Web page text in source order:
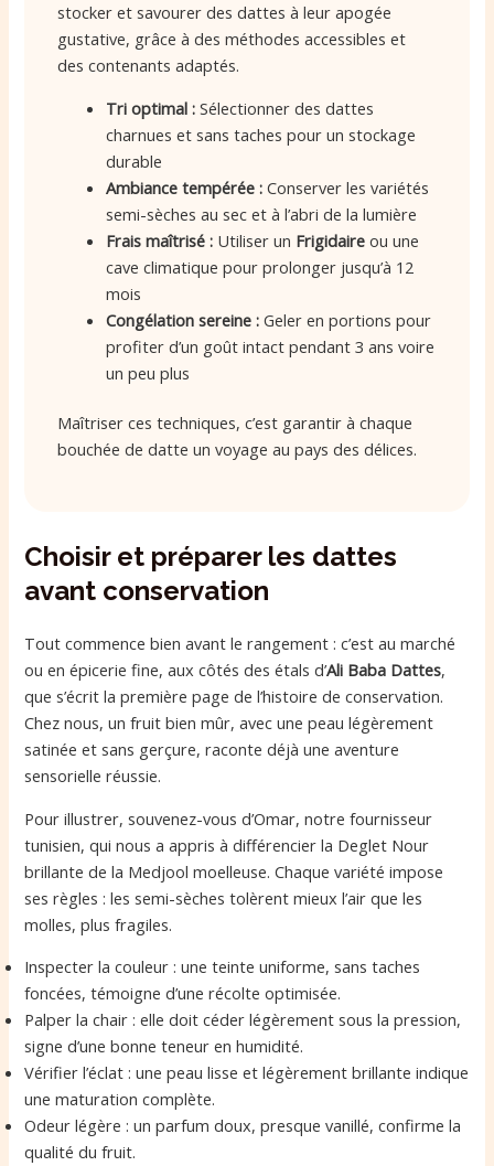
stocker et savourer des dattes à leur apogée
gustative, grâce à des méthodes accessibles et
des contenants adaptés.
Tri optimal : Sélectionner des dattes
charnues et sans taches pour un stockage
durable
Ambiance tempérée : Conserver les variétés
semi-sèches au sec et à l’abri de la lumière
Frais maîtrisé : Utiliser un Frigidaire ou une
cave climatique pour prolonger jusqu’à 12
mois
Congélation sereine : Geler en portions pour
profiter d’un goût intact pendant 3 ans voire
un peu plus
Maîtriser ces techniques, c’est garantir à chaque
bouchée de datte un voyage au pays des délices.
Choisir et préparer les dattes
avant conservation
Tout commence bien avant le rangement : c’est au marché
ou en épicerie fine, aux côtés des étals d’Ali Baba Dattes,
que s’écrit la première page de l’histoire de conservation.
Chez nous, un fruit bien mûr, avec une peau légèrement
satinée et sans gerçure, raconte déjà une aventure
sensorielle réussie.
Pour illustrer, souvenez-vous d’Omar, notre fournisseur
tunisien, qui nous a appris à différencier la Deglet Nour
brillante de la Medjool moelleuse. Chaque variété impose
ses règles : les semi-sèches tolèrent mieux l’air que les
molles, plus fragiles.
Inspecter la couleur : une teinte uniforme, sans taches
foncées, témoigne d’une récolte optimisée.
Palper la chair : elle doit céder légèrement sous la pression,
signe d’une bonne teneur en humidité.
Vérifier l’éclat : une peau lisse et légèrement brillante indique
une maturation complète.
Odeur légère : un parfum doux, presque vanillé, confirme la
qualité du fruit.